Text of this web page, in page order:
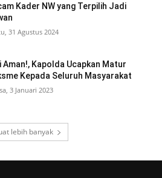
Kader NW yang Terpilih Jadi
31 Agustus 2024
Aman!, Kapolda Ucapkan Matur
Kepada Seluruh Masyarakat
3 Januari 2023
lebih banyak